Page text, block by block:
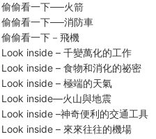
偷偷看一下──火箭
偷偷看一下──消防車
偷偷看一下－飛機
Look inside – 千變萬化的工作
Look inside – 食物和消化的祕密
Look inside – 極端的天氣
Look inside—火山與地震
Look inside –神奇便利的交通工具
Look inside – 來來往往的機場